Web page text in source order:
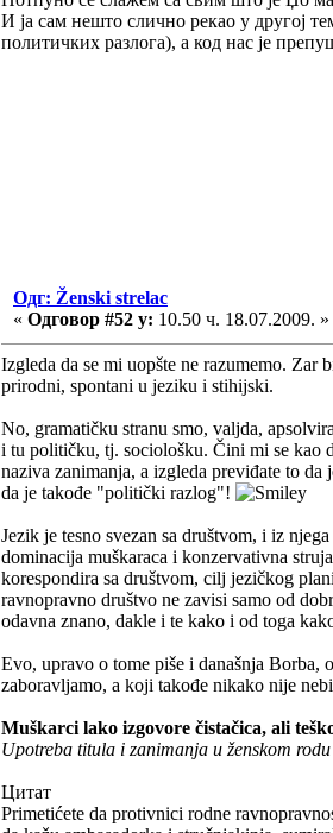
И ја сам нешто слично рекао у другој
политичких разлога), а код нас је
Одг: Ženski strelac
« Одговор #52 у: 10.50 ч. 18.07.2009. »
Izgleda da se mi uopšte ne razumemo. Zar
prirodni, spontani u jeziku i stihijski.
No, gramatičku stranu smo, valjda,
i tu političku, tj. sociološku. Čini mi se
naziva zanimanja, a izgleda previđate to
da je takođe "politički razlog"!
Jezik je tesno svezan sa društvom, i iz
dominacija muškaraca i konzervativna
korespondira sa društvom, cilj jezičkog
ravnopravno društvo ne zavisi samo od
odavna znano, dakle i te kako i od toga
Evo, upravo o tome piše i današnja
zaboravljamo, a koji takođe nikako nije
Muškarci lako izgovore čistačica, ali
Upotreba titula i zanimanja u ženskom
Цитат
Primetićete da protivnici rodne